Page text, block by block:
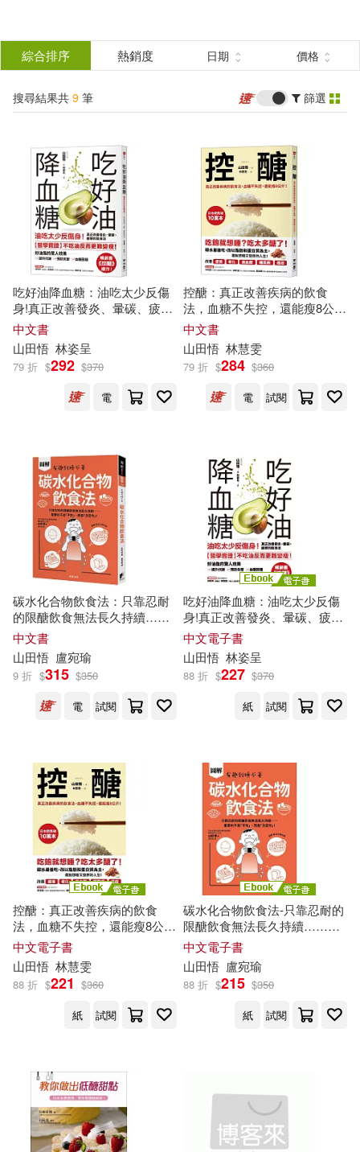
結
分類 (單選)
所有商品(9) 圖書(6)
電子書(3)
作者 (可複選)
山田悟(7) 日高宣博(1)
（日）山田悟(1)
（日）日高宣博，山田悟(1)
出版社 (可複選)
聯經出版公司(4) 晨星(2)
中國三峽出版社(1)
中國民族攝影藝術出版社(1)
康鑑文化(1)
可超商取貨(6) 可海外宅配(6)
可港澳店取(6)
可新加坡店取(6)
可菲律賓店取(6)
(可複選)
適合平板閱讀(1)
綜合排序 熱銷度 日期 價格
搜尋結果共 9 筆 篩選
吃好油降血糖：油吃太少反傷
身!真正改善發炎、暈碳、疲勞
的飲食法〔暢銷書《控醣》續
作〕
中文書
山田悟 林姿呈
79 折 $292 $370
電
控醣：真正改善疾病的飲食
法，血糖不失控，還能瘦8公
斤!
中文書
山田悟 林慧雯
79 折 $284 $360
電
試閱
碳水化合物飲食法：只靠忍耐
的限醣飲食無法長久持續……
重要的不是「不吃」，而是
「怎麼吃」!
中文書
山田悟 盧宛瑜
9 折 $315 $350
電
試閱
吃好油降血糖：油吃太少反傷
身!真正改善發炎、暈碳、疲勞
的飲食法〔暢銷書《控醣》續
作〕 (電子書)
中文電子書
山田悟 林姿呈
88 折 $227 $370
紙
試閱
控醣：真正改善疾病的飲食
法，血糖不失控，還能瘦8公
斤! (電子書)
中文電子書
山田悟 林慧雯
88 折 $221 $360
紙
試閱
碳水化合物飲食法-只靠忍耐的
限醣飲食無法長久持續……重
要的不是「不吃」，而是「怎
麼吃」! (電子書)
中文電子書
山田悟 盧宛瑜
88 折 $215 $350
紙
試閱